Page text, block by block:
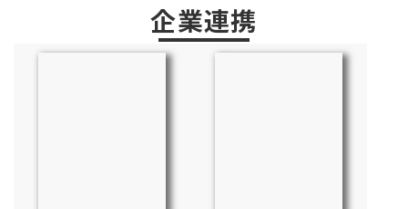
企業連携